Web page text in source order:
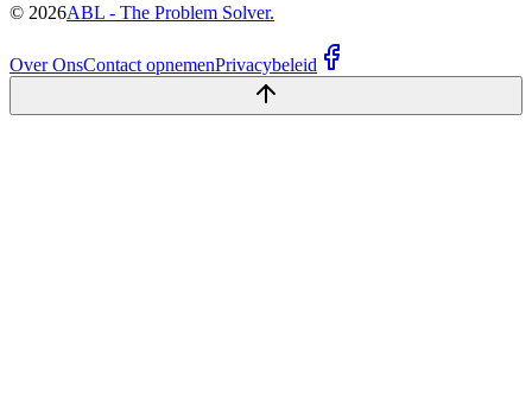
© 2026ABL - The Problem Solver.
Over OnsContact opnemenPrivacybeleid